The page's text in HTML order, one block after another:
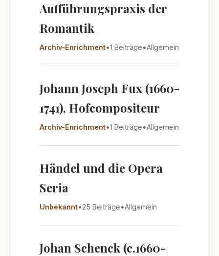
Aufführungspraxis der
Romantik
Archiv-Enrichment•1 Beiträge•Allgemein
Johann Joseph Fux (1660-
1741), Hofcompositeur
Archiv-Enrichment•1 Beiträge•Allgemein
Händel und die Opera
Seria
Unbekannt•25 Beiträge•Allgemein
Johan Schenck (c.1660-